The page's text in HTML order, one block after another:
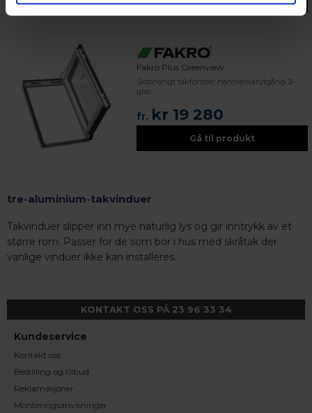
Fakro Plus Greenview
Sidohängt takfönster hantverkarutgång 3-
glas
fr. kr 19 280
Gå til produkt
tre-aluminium-takvinduer
Takvinduer slipper inn mye naturlig lys og gir inntrykk av et
større rom. Passer for de som bor i hus med skråtak der
vanlige vinduer ikke kan installeres.
KONTAKT OSS PÅ 23 96 33 34
Kundeservice
Kontakt oss
Bestilling og tilbud
Reklamasjoner
Monteringsanvisninger